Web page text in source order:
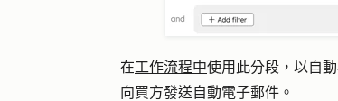
在工作流程中使用此分段，以自
向買方發送自動電子郵件。